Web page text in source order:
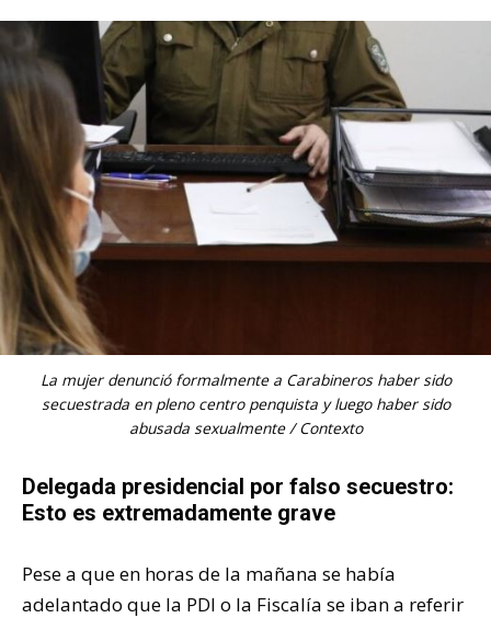
La mujer denunció formalmente a Carabineros haber sido
secuestrada en pleno centro penquista y luego haber sido
abusada sexualmente / Contexto
Delegada presidencial por falso secuestro:
Esto es extremadamente grave
Pese a que en horas de la mañana se había
adelantado que la PDI o la Fiscalía se iban a referir